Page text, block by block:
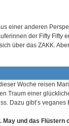
einer anderen
der Fifty Fifty
über das ZAKK.
Woche reisen
Traum einer
Dazu gibt’s
May und das Flüstern